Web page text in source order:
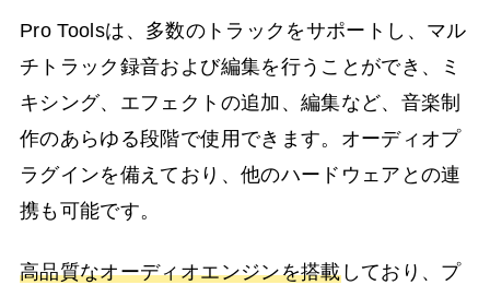
Pro Toolsは、多数のトラックをサポートし、マル
チトラック録音および編集を行うことができ、ミ
キシング、エフェクトの追加、編集など、音楽制
作のあらゆる段階で使用できます。オーディオプ
ラグインを備えており、他のハードウェアとの連
携も可能です。
高品質なオーディオエンジンを搭載しており、プ